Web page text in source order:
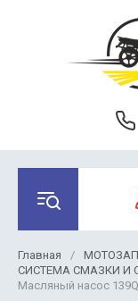
Главная /
СИСТЕМА СМАЗКИ И
Масляный насос